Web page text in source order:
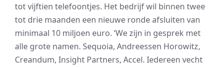
tot vijftien telefoontjes. Het bedrijf wil binnen twee
tot drie maanden een nieuwe ronde afsluiten van
minimaal 10 miljoen euro. ‘We zijn in gesprek met
alle grote namen. Sequoia, Andreessen Horowitz,
Creandum, Insight Partners, Accel. Iedereen vecht